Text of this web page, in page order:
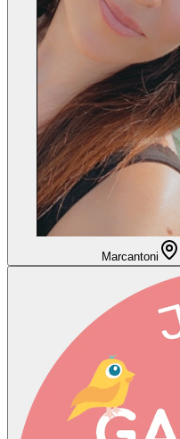
Marcantoni